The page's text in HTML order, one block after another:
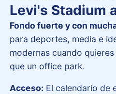
Levi's Stadium
Fondo fuerte y con
para deportes, media e
modernas cuando
que un office park.
Acceso: El calendario de